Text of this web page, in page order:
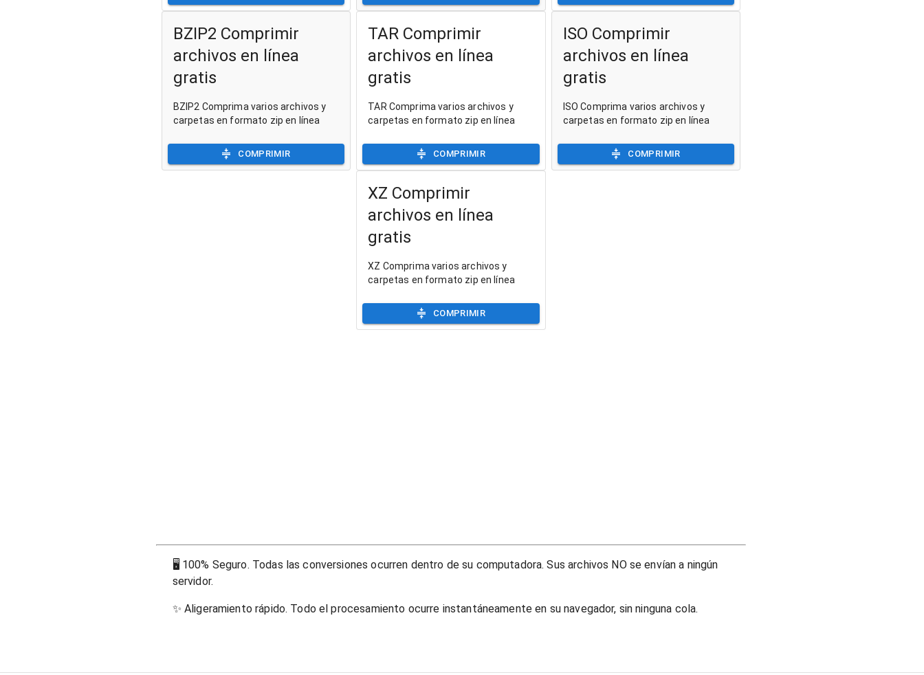
BZIP2 Comprimir
archivos en línea
gratis
BZIP2 Comprima varios archivos y
carpetas en formato zip en línea
COMPRIMIR
TAR Comprimir
archivos en línea
gratis
TAR Comprima varios archivos y
carpetas en formato zip en línea
COMPRIMIR
ISO Comprimir
archivos en línea
gratis
ISO Comprima varios archivos y
carpetas en formato zip en línea
COMPRIMIR
XZ Comprimir
archivos en línea
gratis
XZ Comprima varios archivos y
carpetas en formato zip en línea
COMPRIMIR
🖥 100% Seguro. Todas las conversiones ocurren dentro de su computadora. Sus archivos NO se envían a ningún
servidor.
✨ Aligeramiento rápido. Todo el procesamiento ocurre instantáneamente en su navegador, sin ninguna cola.